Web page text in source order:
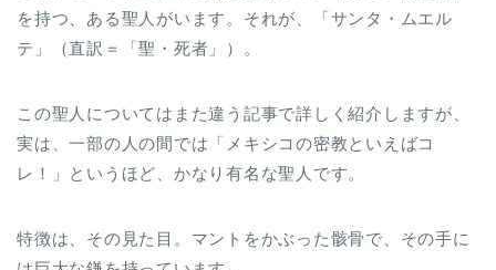
を持つ、ある聖人がいます。それが、「サンタ・ムエル
テ」（直訳＝「聖・死者」）。
この聖人についてはまた違う記事で詳しく紹介しますが、
実は、一部の人の間では「メキシコの密教といえばコ
レ！」というほど、かなり有名な聖人です。
特徴は、その見た目。マントをかぶった骸骨で、その手に